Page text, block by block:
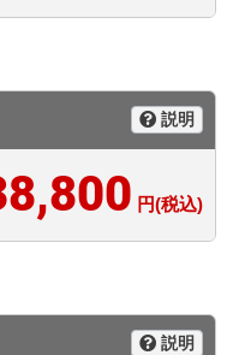
説明
円(税込)
説明